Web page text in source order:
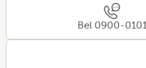
Bel 0900-0101